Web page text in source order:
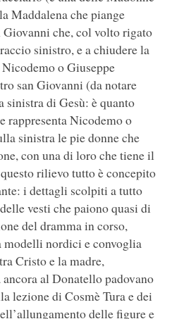
Maddalena che piange
Giovanni che, col volto rigato
sinistro, e a chiudere la
o Giuseppe
san Giovanni (da notare
sinistra di Gesù: è quanto
rappresenta Nicodemo o
sinistra le pie donne che
con una di loro che tiene il
rilievo tutto è concepito
i dettagli scolpiti a tutto
vesti che paiono quasi di
del dramma in corso,
nordici e convoglia
Cristo e la madre,
al Donatello padovano
lezione di Cosmè Tura e dei
delle figure e